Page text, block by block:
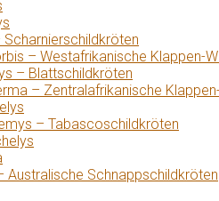
Scharnierschildkröten
– Westafrikanische Klappen-
– Blattschildkröten
– Zentralafrikanische
– Tabascoschildkröten
Australische Schnappschildkröten